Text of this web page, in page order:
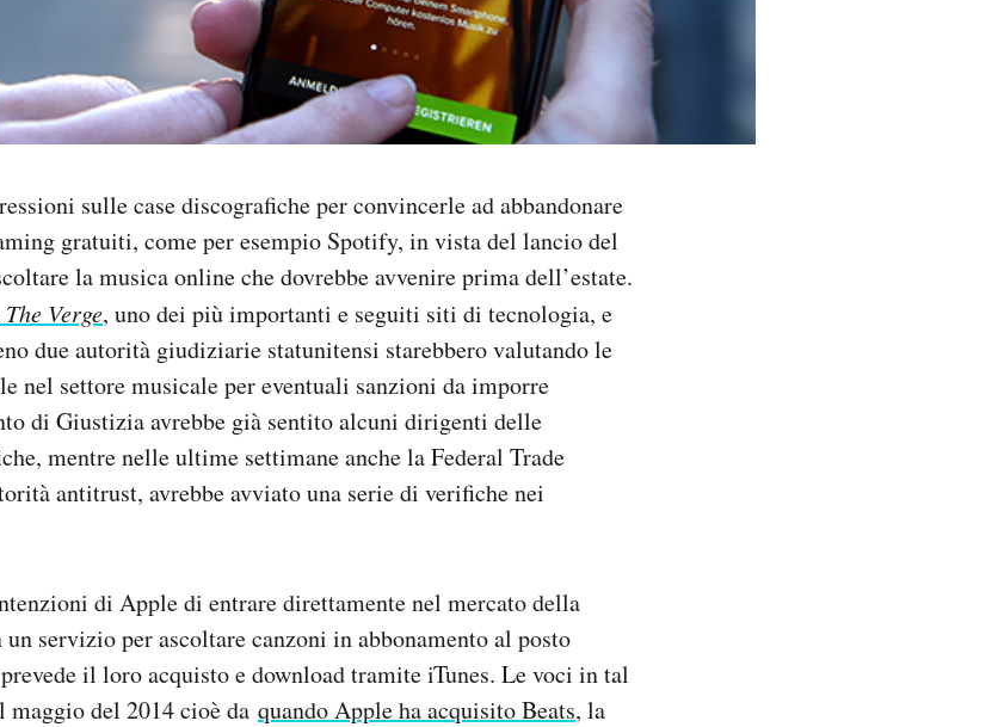
sulle case discografiche per convincerle ad abbandonare
gratuiti, come per esempio Spotify, in vista del lancio del
la musica online che dovrebbe avvenire prima dell’estate.
The Verge, uno dei più importanti e seguiti siti di tecnologia, e
due autorità giudiziarie statunitensi starebbero valutando le
nel settore musicale per eventuali sanzioni da imporre
di Giustizia avrebbe già sentito alcuni dirigenti delle
mentre nelle ultime settimane anche la Federal Trade
antitrust, avrebbe avviato una serie di verifiche nei
di Apple di entrare direttamente nel mercato della
servizio per ascoltare canzoni in abbonamento al posto
il loro acquisto e download tramite iTunes. Le voci in tal
maggio del 2014 cioè da quando Apple ha acquisito Beats, la